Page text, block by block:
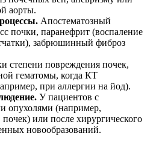
аорты.
Апостематозный
почки, паранефрит (воспаление
забрюшинный фиброз
степени повреждения почек,
гематомы, когда КТ
при аллергии на йод).
У пациентов с
опухолями (например,
или после хирургического
новообразований.